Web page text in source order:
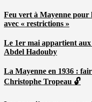
Feu vert à Mayenne pour
avec « restrictions »
Le 1er mai appartient
Abdel Hadouby
La Mayenne en 1936 :
Christophe Tropeau 🔓